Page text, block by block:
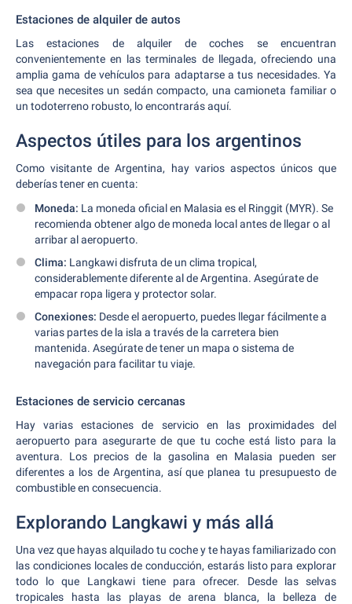
Estaciones de alquiler de autos
Las estaciones de alquiler de coches se encuentran
convenientemente en las terminales de llegada, ofreciendo una
amplia gama de vehículos para adaptarse a tus necesidades. Ya
sea que necesites un sedán compacto, una camioneta familiar o
un todoterreno robusto, lo encontrarás aquí.
Aspectos útiles para los argentinos
Como visitante de Argentina, hay varios aspectos únicos que
deberías tener en cuenta:
Moneda: La moneda oficial en Malasia es el Ringgit (MYR). Se
recomienda obtener algo de moneda local antes de llegar o al
arribar al aeropuerto.
Clima: Langkawi disfruta de un clima tropical,
considerablemente diferente al de Argentina. Asegúrate de
empacar ropa ligera y protector solar.
Conexiones: Desde el aeropuerto, puedes llegar fácilmente a
varias partes de la isla a través de la carretera bien
mantenida. Asegúrate de tener un mapa o sistema de
navegación para facilitar tu viaje.
Estaciones de servicio cercanas
Hay varias estaciones de servicio en las proximidades del
aeropuerto para asegurarte de que tu coche está listo para la
aventura. Los precios de la gasolina en Malasia pueden ser
diferentes a los de Argentina, así que planea tu presupuesto de
combustible en consecuencia.
Explorando Langkawi y más allá
Una vez que hayas alquilado tu coche y te hayas familiarizado con
las condiciones locales de conducción, estarás listo para explorar
todo lo que Langkawi tiene para ofrecer. Desde las selvas
tropicales hasta las playas de arena blanca, la belleza de